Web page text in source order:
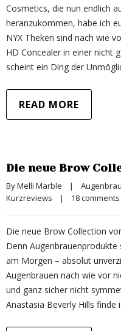
Cosmetics, die nun endlich
heranzukommen, habe ich
NYX Theken sind nach wie
HD Concealer in einer nicht
scheint ein Ding der
READ MORE
Die neue Brow
By Melli Marble |
Kurzreviews
| 18 comments
Die neue Brow Collection
Denn
am Morgen – absolut
Augenbrauen nach wie vor
und ganz sicher nicht
Anastasia Beverly Hills